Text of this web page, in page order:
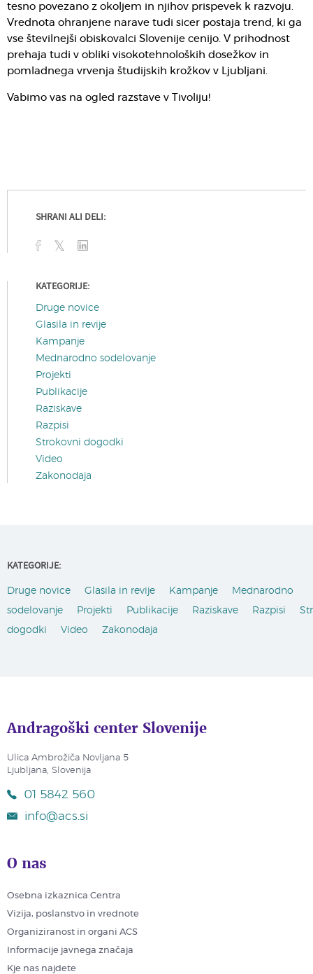
tesno povezano z okoljem in njihov prispevek k razvoju.
Vrednota ohranjene narave tudi sicer postaja trend, ki ga
vse številnejši obiskovalci Slovenije cenijo. V prihodnost
prehaja tudi v obliki visokotehnoloških dosežkov in
pomladnega vrvenja študijskih krožkov v Ljubljani.
Vabimo vas na ogled razstave v Tivoliju!
SHRANI ALI DELI:
KATEGORIJE:
Druge novice
Glasila in revije
Kampanje
Mednarodno sodelovanje
Projekti
Publikacije
Raziskave
Razpisi
Strokovni dogodki
Video
Zakonodaja
KATEGORIJE:
Druge novice Glasila in revije Kampanje
Mednarodno
sodelovanje
Projekti Publikacije Raziskave Razpisi
dogodki
Video Zakonodaja
Andragoški center Slovenije
Ulica Ambrožiča Novljana 5
Ljubljana, Slovenija
01 5842 560
info@acs.si
O nas
Osebna izkaznica Centra
Vizija, poslanstvo in vrednote
Organiziranost in organi ACS
Informacije javnega značaja
Kje nas najdete